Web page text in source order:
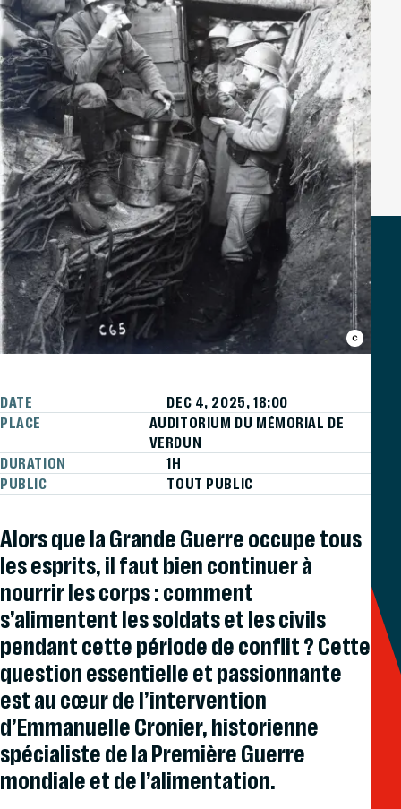
DATE
DEC 4, 2025, 18:00
PLACE
AUDITORIUM DU MÉMORIAL DE
VERDUN
DURATION
1H
PUBLIC
TOUT PUBLIC
Alors que la Grande Guerre occupe tous
les esprits, il faut bien continuer à
nourrir les corps : comment
s’alimentent les soldats et les civils
pendant cette période de conflit ? Cette
question essentielle et passionnante
est au cœur de l’intervention
d’Emmanuelle Cronier, historienne
spécialiste de la Première Guerre
mondiale et de l’alimentation.